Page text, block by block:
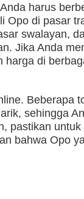
harus
Opo di pasar
swalayan,
Jika Anda
harga di
Beberapa
sehingga
pastikan untuk
bahwa Opo